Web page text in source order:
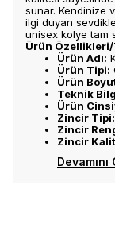
sunar. Kendinize
ilgi duyan
unisex kolye tam
Ürün
Ürün Adı:
Ürün Tipi:
Ürün
Teknik
Ürün
Zincir Tipi:
Zincir
Zincir